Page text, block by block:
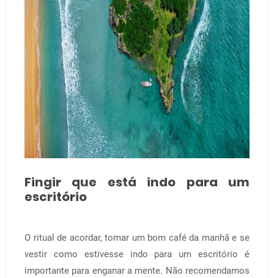
Fingir que está indo para um
escritório
O ritual de acordar, tomar um bom café da manhã e se
vestir como estivesse indo para um escritório é
importante para enganar a mente. Não recomendamos